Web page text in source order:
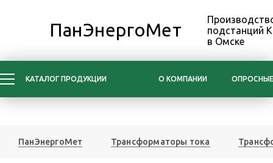
ПанЭнергоМет
подстанций
в Омске
КАТАЛОГ ПРОДУКЦИИ О КОМПАНИИ
ПанЭнергоМет Трансформаторы тока